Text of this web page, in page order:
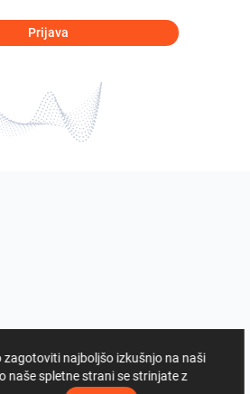
Prijava
najboljšo izkušnjo na naši
naše spletne strani se strinjate z